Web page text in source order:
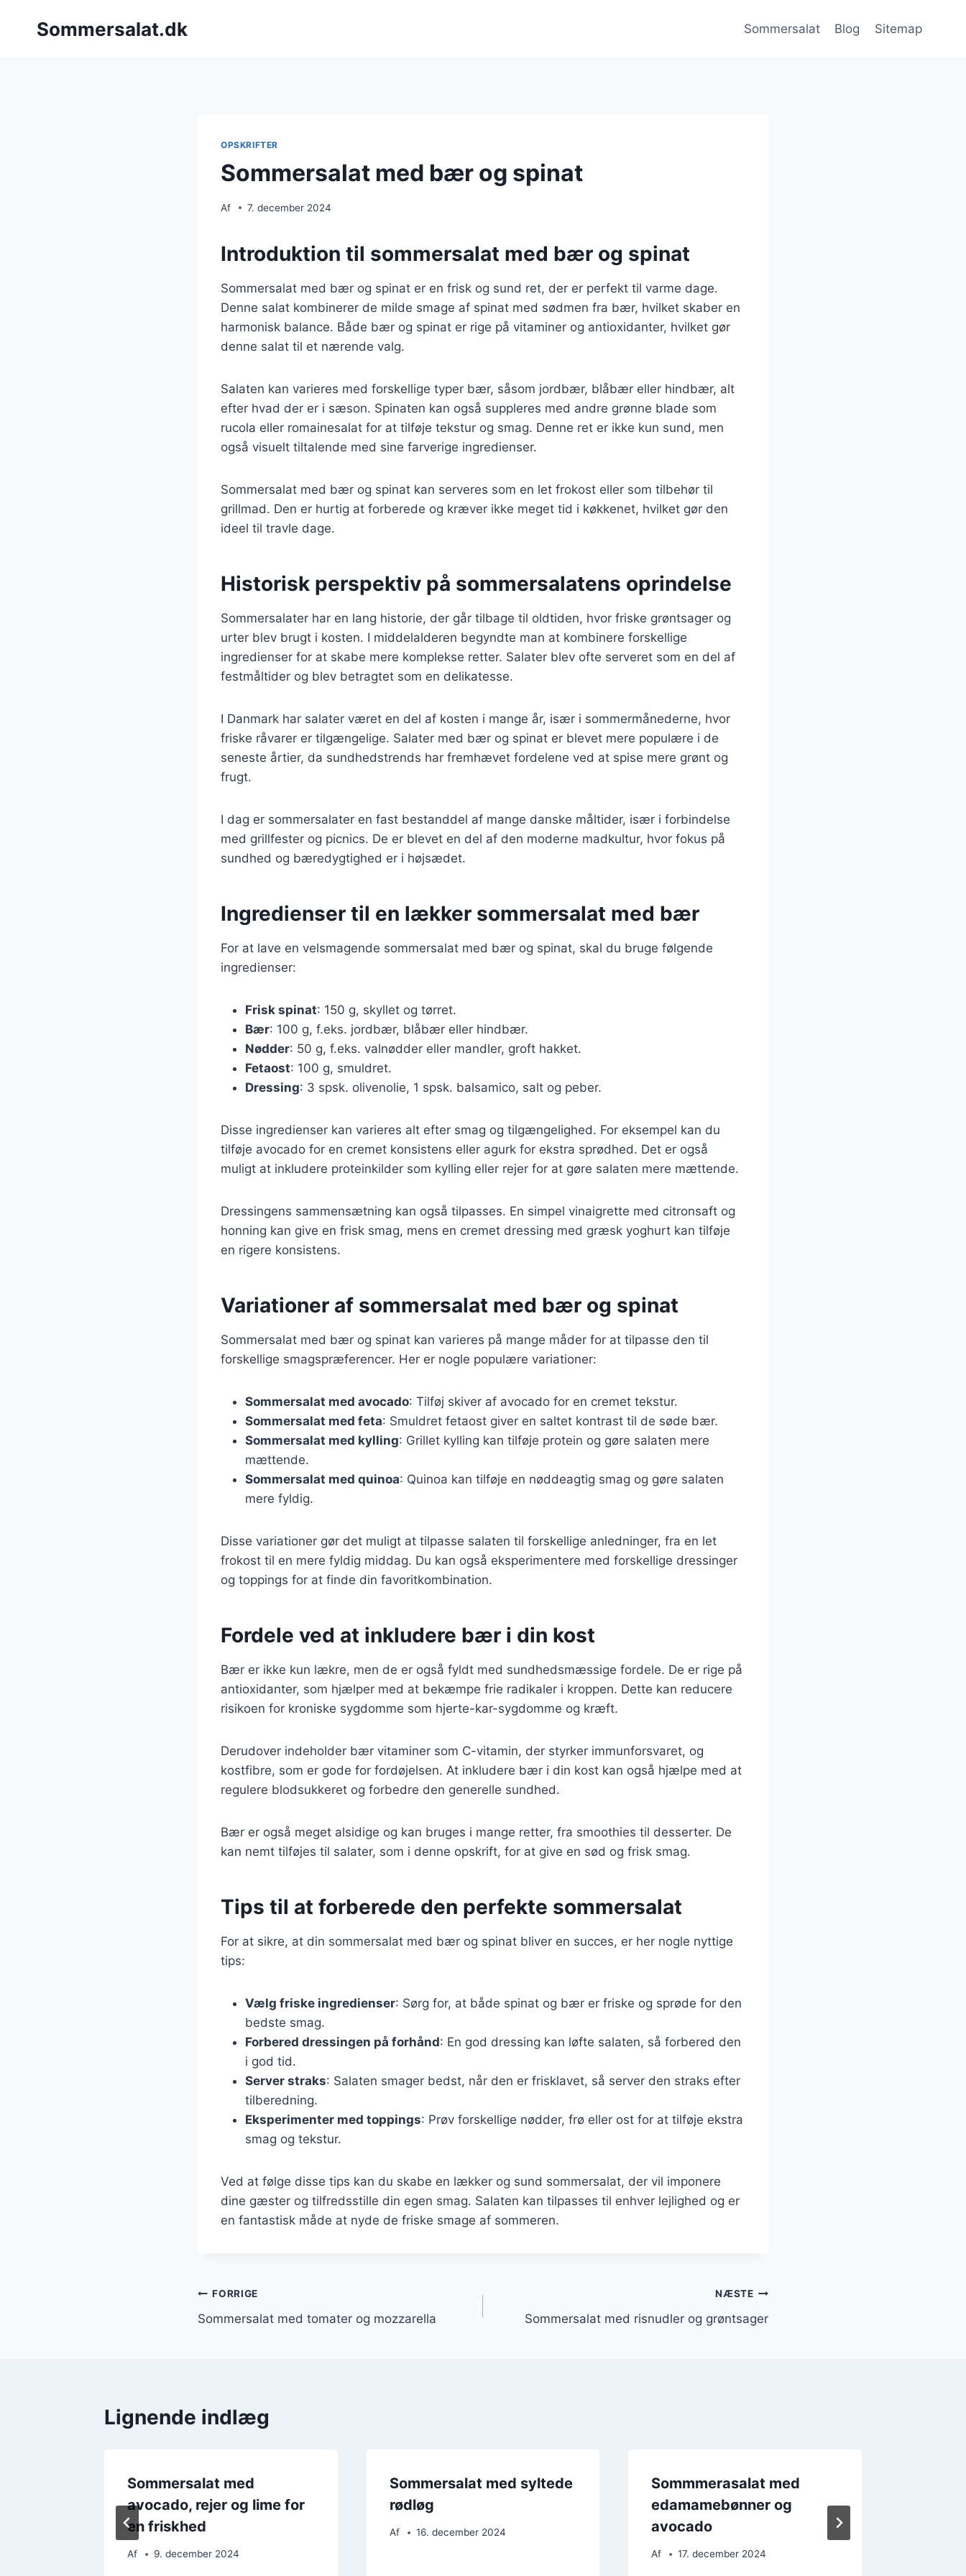
Sommersalat.dk Sommersalat Blog Sitemap
OPSKRIFTER
Sommersalat med bær og spinat
Af 7. december 2024
Introduktion til sommersalat med bær og spinat
Sommersalat med bær og spinat er en frisk og sund ret, der er perfekt til varme dage.
Denne salat kombinerer de milde smage af spinat med sødmen fra bær, hvilket skaber en
harmonisk balance. Både bær og spinat er rige på vitaminer og antioxidanter, hvilket gør
denne salat til et nærende valg.
Salaten kan varieres med forskellige typer bær, såsom jordbær, blåbær eller hindbær, alt
efter hvad der er i sæson. Spinaten kan også suppleres med andre grønne blade som
rucola eller romainesalat for at tilføje tekstur og smag. Denne ret er ikke kun sund, men
også visuelt tiltalende med sine farverige ingredienser.
Sommersalat med bær og spinat kan serveres som en let frokost eller som tilbehør til
grillmad. Den er hurtig at forberede og kræver ikke meget tid i køkkenet, hvilket gør den
ideel til travle dage.
Historisk perspektiv på sommersalatens oprindelse
Sommersalater har en lang historie, der går tilbage til oldtiden, hvor friske grøntsager og
urter blev brugt i kosten. I middelalderen begyndte man at kombinere forskellige
ingredienser for at skabe mere komplekse retter. Salater blev ofte serveret som en del af
festmåltider og blev betragtet som en delikatesse.
I Danmark har salater været en del af kosten i mange år, især i sommermånederne, hvor
friske råvarer er tilgængelige. Salater med bær og spinat er blevet mere populære i de
seneste årtier, da sundhedstrends har fremhævet fordelene ved at spise mere grønt og
frugt.
I dag er sommersalater en fast bestanddel af mange danske måltider, især i forbindelse
med grillfester og picnics. De er blevet en del af den moderne madkultur, hvor fokus på
sundhed og bæredygtighed er i højsædet.
Ingredienser til en lækker sommersalat med bær
For at lave en velsmagende sommersalat med bær og spinat, skal du bruge følgende
ingredienser:
Frisk spinat: 150 g, skyllet og tørret.
Bær: 100 g, f.eks. jordbær, blåbær eller hindbær.
Nødder: 50 g, f.eks. valnødder eller mandler, groft hakket.
Fetaost: 100 g, smuldret.
Dressing: 3 spsk. olivenolie, 1 spsk. balsamico, salt og peber.
Disse ingredienser kan varieres alt efter smag og tilgængelighed. For eksempel kan du
tilføje avocado for en cremet konsistens eller agurk for ekstra sprødhed. Det er også
muligt at inkludere proteinkilder som kylling eller rejer for at gøre salaten mere mættende.
Dressingens sammensætning kan også tilpasses. En simpel vinaigrette med citronsaft og
honning kan give en frisk smag, mens en cremet dressing med græsk yoghurt kan tilføje
en rigere konsistens.
Variationer af sommersalat med bær og spinat
Sommersalat med bær og spinat kan varieres på mange måder for at tilpasse den til
forskellige smagspræferencer. Her er nogle populære variationer:
Sommersalat med avocado: Tilføj skiver af avocado for en cremet tekstur.
Sommersalat med feta: Smuldret fetaost giver en saltet kontrast til de søde bær.
Sommersalat med kylling: Grillet kylling kan tilføje protein og gøre salaten mere
mættende.
Sommersalat med quinoa: Quinoa kan tilføje en nøddeagtig smag og gøre salaten
mere fyldig.
Disse variationer gør det muligt at tilpasse salaten til forskellige anledninger, fra en let
frokost til en mere fyldig middag. Du kan også eksperimentere med forskellige dressinger
og toppings for at finde din favoritkombination.
Fordele ved at inkludere bær i din kost
Bær er ikke kun lækre, men de er også fyldt med sundhedsmæssige fordele. De er rige på
antioxidanter, som hjælper med at bekæmpe frie radikaler i kroppen. Dette kan reducere
risikoen for kroniske sygdomme som hjerte-kar-sygdomme og kræft.
Derudover indeholder bær vitaminer som C-vitamin, der styrker immunforsvaret, og
kostfibre, som er gode for fordøjelsen. At inkludere bær i din kost kan også hjælpe med at
regulere blodsukkeret og forbedre den generelle sundhed.
Bær er også meget alsidige og kan bruges i mange retter, fra smoothies til desserter. De
kan nemt tilføjes til salater, som i denne opskrift, for at give en sød og frisk smag.
Tips til at forberede den perfekte sommersalat
For at sikre, at din sommersalat med bær og spinat bliver en succes, er her nogle nyttige
tips:
Vælg friske ingredienser: Sørg for, at både spinat og bær er friske og sprøde for den
bedste smag.
Forbered dressingen på forhånd: En god dressing kan løfte salaten, så forbered den
i god tid.
Server straks: Salaten smager bedst, når den er frisklavet, så server den straks efter
tilberedning.
Eksperimenter med toppings: Prøv forskellige nødder, frø eller ost for at tilføje ekstra
smag og tekstur.
Ved at følge disse tips kan du skabe en lækker og sund sommersalat, der vil imponere
dine gæster og tilfredsstille din egen smag. Salaten kan tilpasses til enhver lejlighed og er
en fantastisk måde at nyde de friske smage af sommeren.
Indlægsnavigation
FORRIGE
Sommersalat med tomater og mozzarella
NÆSTE
Sommersalat med risnudler og grøntsager
Lignende indlæg
Sommersalat med
avocado, rejer og lime for
en friskhed
Af 9. december 2024
Sommersalat med syltede
rødløg
Af 16. december 2024
Sommmerasalat med
edamamebønner og
avocado
Af 17. december 2024